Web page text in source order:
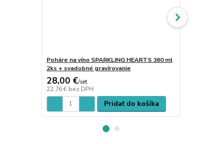
Poháre na víno SPARKLING HEARTS 360 ml
2ks + svadobné gravírovanie
28,00 €/set
22,76 € bez DPH
Pridať do košíka